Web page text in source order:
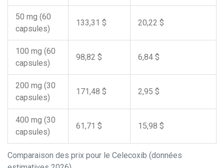
Comparaison des prix pour le Celecoxib (données
50 mg (60
capsules)
133,31 $ 20,22 $
100 mg (60
capsules)
98,82 $ 6,84 $
200 mg (30
capsules)
171,48 $ 2,95 $
400 mg (30
capsules)
61,71 $ 15,98 $